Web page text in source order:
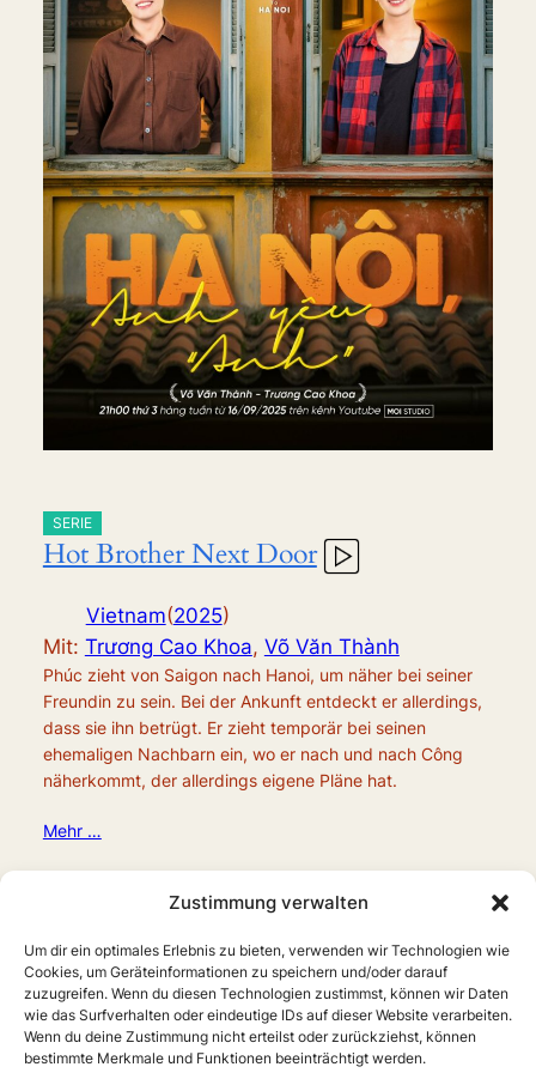
Zustimmung verwalten
Um dir ein optimales Erlebnis zu bieten, verwenden wir Technologien wie
Cookies, um Geräteinformationen zu speichern und/oder darauf
zuzugreifen. Wenn du diesen Technologien zustimmst, können wir Daten
wie das Surfverhalten oder eindeutige IDs auf dieser Website verarbeiten.
Wenn du deine Zustimmung nicht erteilst oder zurückziehst, können
bestimmte Merkmale und Funktionen beeinträchtigt werden.
SERIE
Hot Brother Next Door
Vietnam(2025)
Mit: Trương Cao Khoa, Võ Văn Thành
Phúc zieht von Saigon nach Hanoi, um näher bei seiner
Freundin zu sein. Bei der Ankunft entdeckt er allerdings,
dass sie ihn betrügt. Er zieht temporär bei seinen
ehemaligen Nachbarn ein, wo er nach und nach Công
näherkommt, der allerdings eigene Pläne hat.
Mehr …